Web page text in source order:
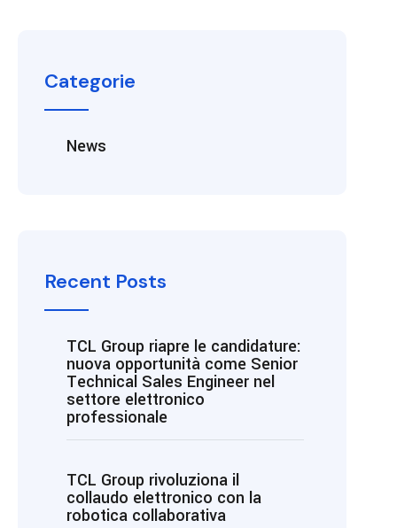
Categorie
News
Recent Posts
TCL Group riapre le candidature:
nuova opportunità come Senior
Technical Sales Engineer nel
settore elettronico
professionale
TCL Group rivoluziona il
collaudo elettronico con la
robotica collaborativa